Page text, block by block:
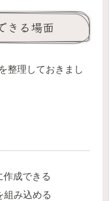
きる場面
整理しておきまし
作成できる
組み込める